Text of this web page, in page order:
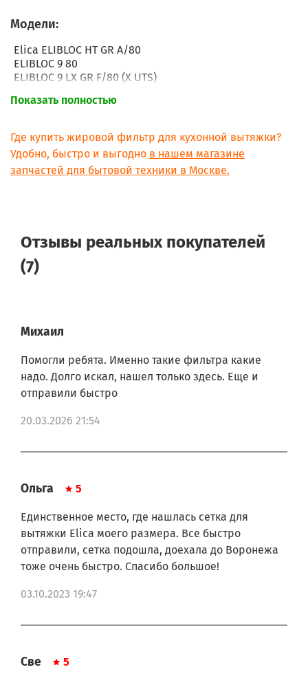
Модели:
Elica ELIBLOC HT GR A/80
ELIBLOC 9 80
ELIBLOC 9 LX GR F/80 (X UTS)
ELIBLOC HT 80 FILO
HIDDEN HT 60 LANE
RUBINO ANG IX A/100 IX
RUBINO LX IX A/90 IX
RUBINO ST IX A/90 IX
208343104405
208355405704
208355405891
208355406062
208338104401
208018904405
208018904413
208018904414
208018904422
208018904425
208064604407
208064604411
208064704401
208064704407
208064704413
208064704414
208064704416
208318404402
208347604403
208350504403
Показать полностью
Где купить жировой фильтр для кухонной вытяжки?
Удобно, быстро и выгодно в нашем магазине
запчастей для бытовой техники в Москве.
Отзывы реальных покупателей
(7)
Михаил
Помогли ребята. Именно такие фильтра какие
надо. Долго искал, нашел только здесь. Еще и
отправили быстро
20.03.2026 21:54
Ольга 5
Единственное место, где нашлась сетка для
вытяжки Elica моего размера. Все быстро
отправили, сетка подошла, доехала до Воронежа
тоже очень быстро. Спасибо большое!
03.10.2023 19:47
Све 5